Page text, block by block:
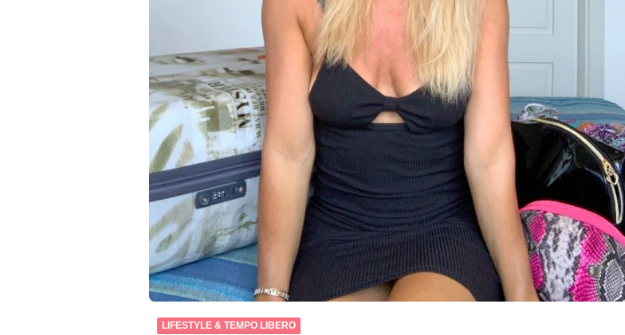
LIFESTYLE & TEMPO LIBERO